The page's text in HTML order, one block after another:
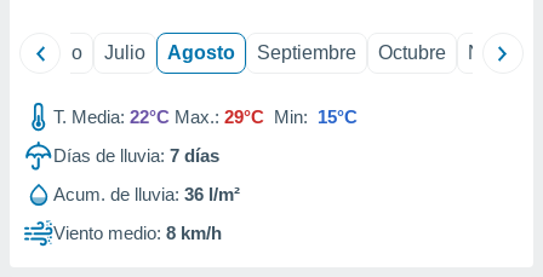
Junio Julio Agosto Septiembre Octubre
T. Media: 22°C Max.: 29°C Min: 15°C
Días de lluvia: 7 días
Acum. de lluvia: 36 l/m²
Viento medio: 8 km/h